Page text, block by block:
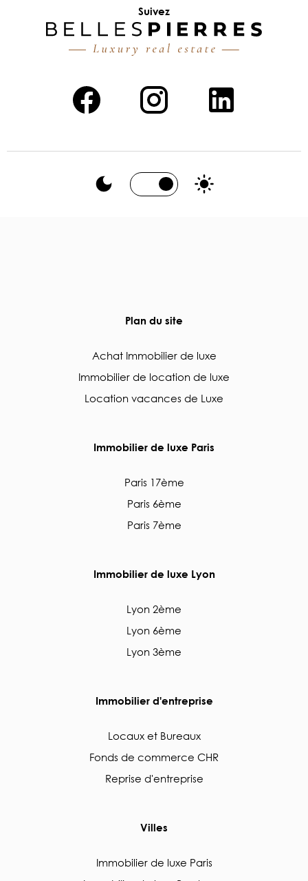
Suivez
Plan du site
Achat Immobilier de luxe
Immobilier de location de luxe
Location vacances de Luxe
Immobilier de luxe Paris
Paris 17ème
Paris 6ème
Paris 7ème
Immobilier de luxe Lyon
Lyon 2ème
Lyon 6ème
Lyon 3ème
Immobilier d'entreprise
Locaux et Bureaux
Fonds de commerce CHR
Reprise d'entreprise
Villes
Immobilier de luxe Paris